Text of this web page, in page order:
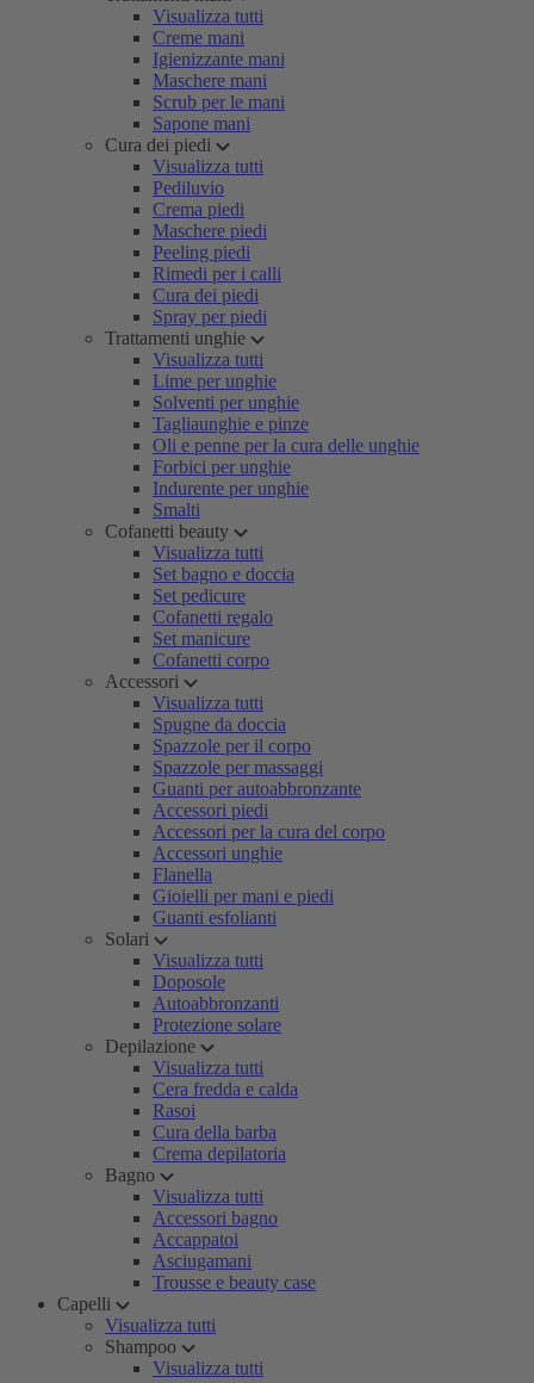
Visualizza tutti
Creme mani
Igienizzante mani
Maschere mani
Scrub per le mani
Sapone mani
Cura dei piedi
Visualizza tutti
Pediluvio
Crema piedi
Maschere piedi
Peeling piedi
Rimedi per i calli
Cura dei piedi
Spray per piedi
Trattamenti unghie
Visualizza tutti
Lime per unghie
Solventi per unghie
Tagliaunghie e pinze
Oli e penne per la cura delle unghie
Forbici per unghie
Indurente per unghie
Smalti
Cofanetti beauty
Visualizza tutti
Set bagno e doccia
Set pedicure
Cofanetti regalo
Set manicure
Cofanetti corpo
Accessori
Visualizza tutti
Spugne da doccia
Spazzole per il corpo
Spazzole per massaggi
Guanti per autoabbronzante
Accessori piedi
Accessori per la cura del corpo
Accessori unghie
Flanella
Gioielli per mani e piedi
Guanti esfolianti
Solari
Visualizza tutti
Doposole
Autoabbronzanti
Protezione solare
Depilazione
Visualizza tutti
Cera fredda e calda
Rasoi
Cura della barba
Crema depilatoria
Bagno
Visualizza tutti
Accessori bagno
Accappatoi
Asciugamani
Trousse e beauty case
Capelli
Visualizza tutti
Shampoo
Visualizza tutti